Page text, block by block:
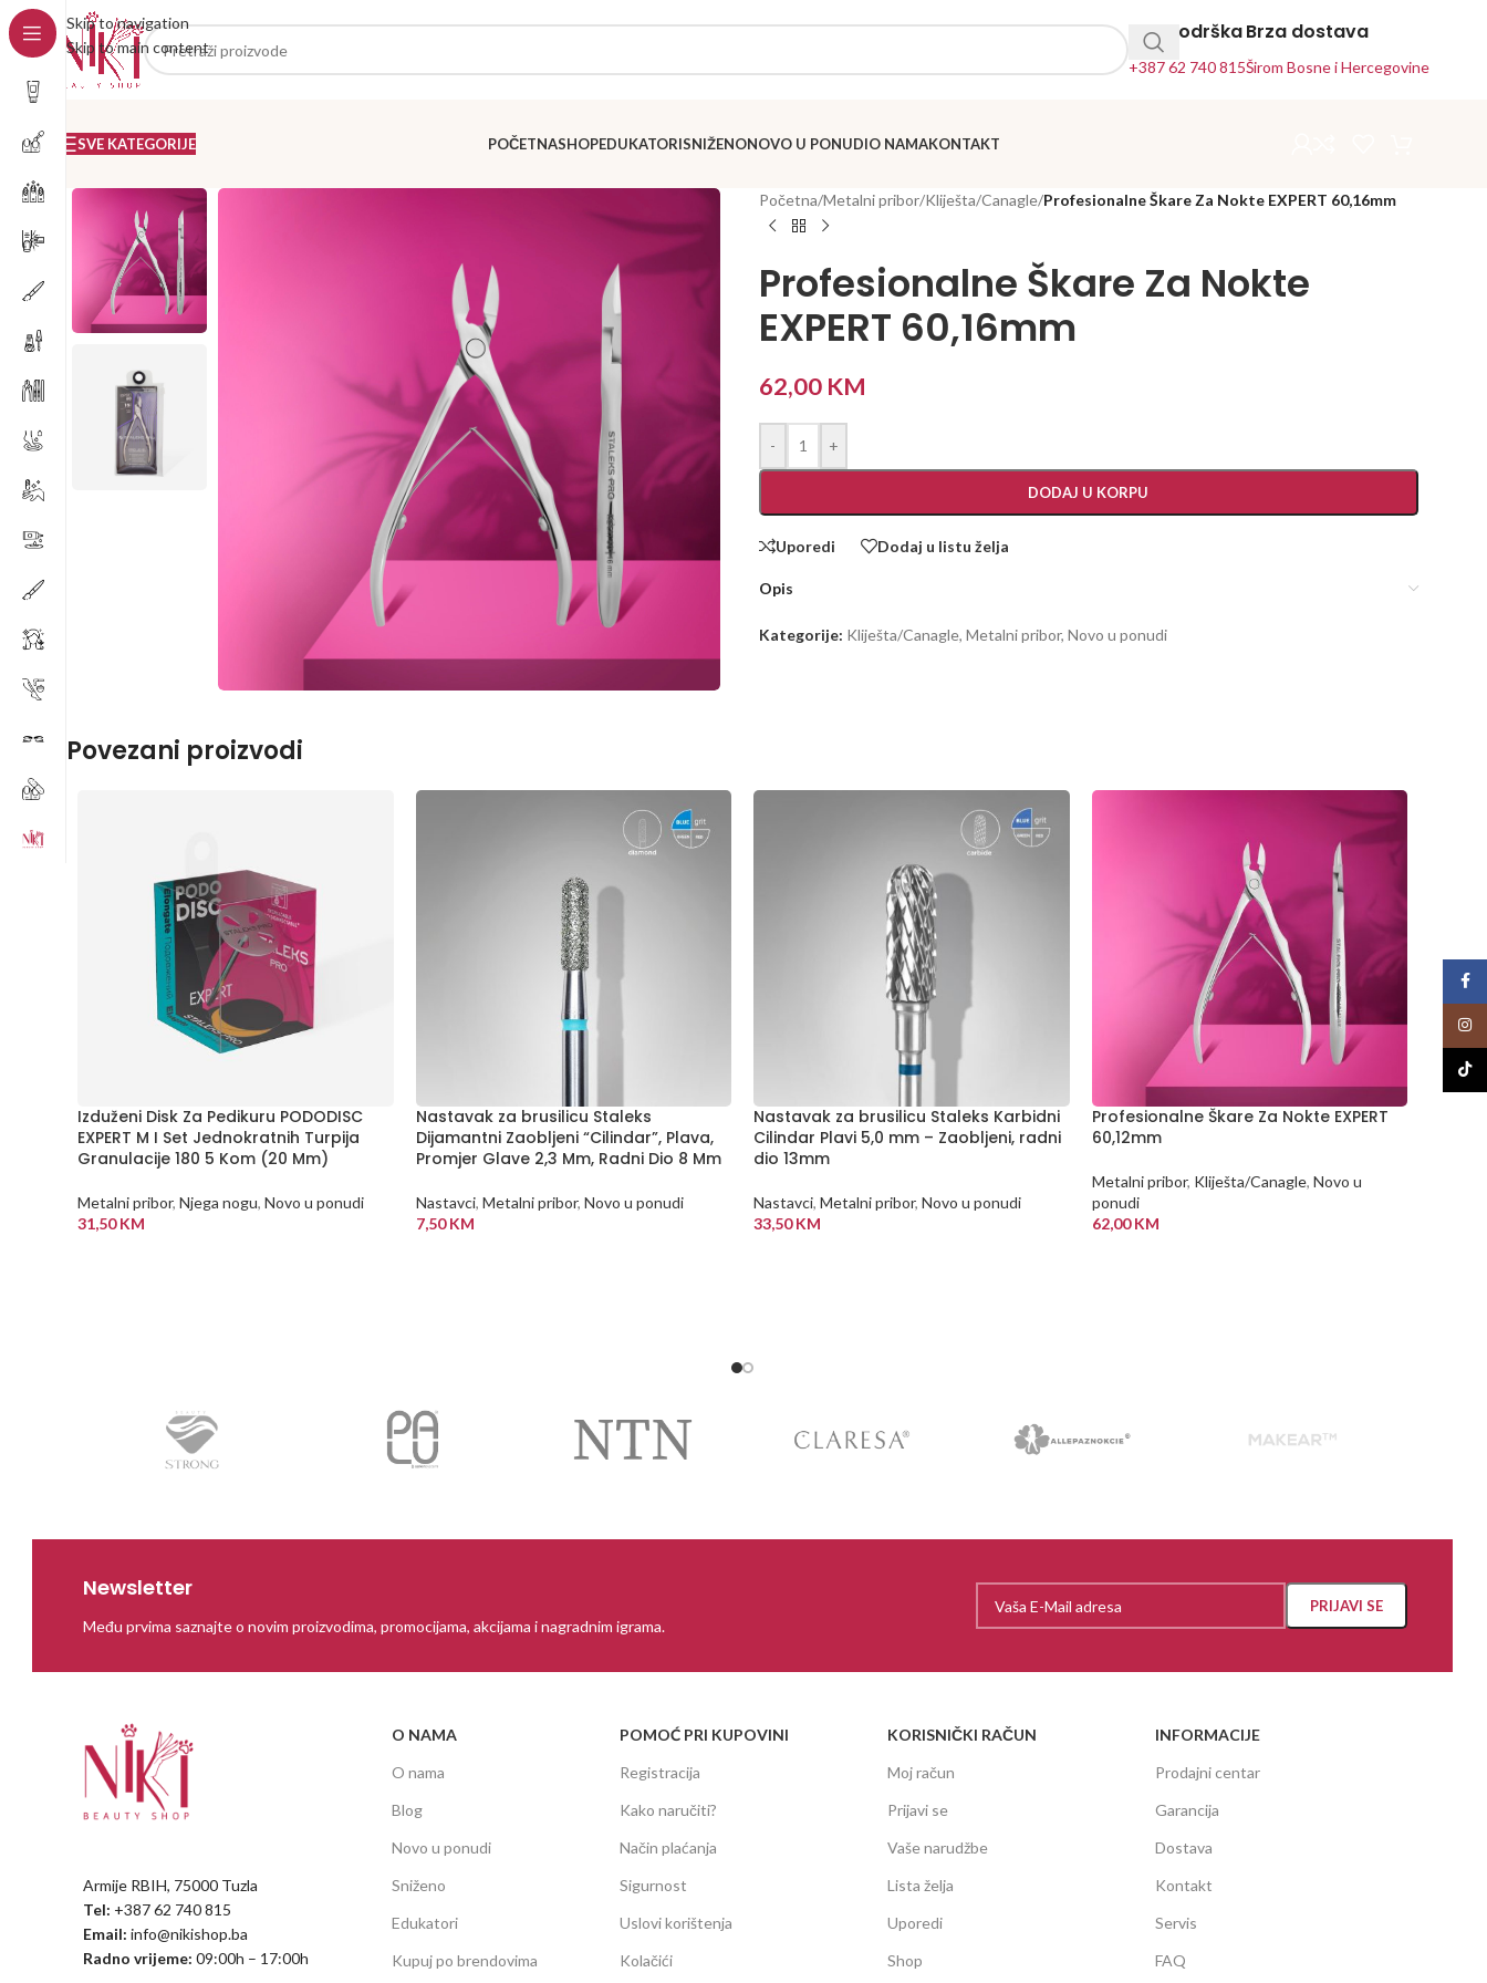
Skip to navigation
Skip to main content
24h Podrška
+387 62 740 815
Brza dostava
Širom Bosne i Hercegovine
SVE KATEGORIJE POČETNASHOPEDUKATORISNIŽENONOVO U PONUDIO NAMAKONTAKT
Početna/Metalni pribor/Kliješta/Canagle/Profesionalne Škare Za Nokte EXPERT 60,16mm
Profesionalne Škare Za Nokte
EXPERT 60,16mm
62,00 KM
- +
DODAJ U KORPU
Uporedi Dodaj u listu želja
Opis
Kategorije: Kliješta/Canagle, Metalni pribor, Novo u ponudi
Povezani proizvodi
Izduženi Disk Za Pedikuru PODODISC
EXPERT M I Set Jednokratnih Turpija
Granulacije 180 5 Kom (20 Mm)
Metalni pribor, Njega nogu, Novo u ponudi
31,50KM
Nastavak za brusilicu Staleks
Dijamantni Zaobljeni “Cilindar”, Plava,
Promjer Glave 2,3 Mm, Radni Dio 8 Mm
Nastavci, Metalni pribor, Novo u ponudi
7,50KM
Nastavak za brusilicu Staleks Karbidni
Cilindar Plavi 5,0 mm – Zaobljeni, radni
dio 13mm
Nastavci, Metalni pribor, Novo u ponudi
33,50KM
Profesionalne Škare Za Nokte EXPERT
60,12mm
Metalni pribor, Kliješta/Canagle, Novo u
ponudi
62,00KM
Newsletter
Među prvima saznajte o novim proizvodima, promocijama, akcijama i nagradnim igrama.
Armije RBIH, 75000 Tuzla
Tel: +387 62 740 815
Email: info@nikishop.ba
Radno vrijeme: 09:00h – 17:00h
O NAMA
O nama
Blog
Novo u ponudi
Sniženo
Edukatori
Kupuj po brendovima
POMOĆ PRI KUPOVINI
Registracija
Kako naručiti?
Način plaćanja
Sigurnost
Uslovi korištenja
Kolačići
KORISNIČKI RAČUN
Moj račun
Prijavi se
Vaše narudžbe
Lista želja
Uporedi
Shop
INFORMACIJE
Prodajni centar
Garancija
Dostava
Kontakt
Servis
FAQ